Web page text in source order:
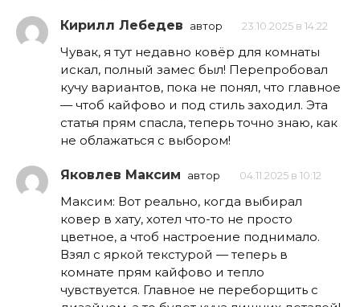
Кирилл Лебедев автор 23.10.2025 в 14:22
Чувак, я тут недавно ковёр для комнаты
искал, полный замес был! Перепробовал
кучу вариантов, пока не понял, что главное
— чтоб кайфово и под стиль заходил. Эта
статья прям спасла, теперь точно знаю, как
не облажаться с выбором!
Яковлев Максим автор 04.11.2025 в 10:12
Максим: Вот реально, когда выбирал
ковер в хату, хотел что-то не просто
цветное, а чтоб настроение поднимало.
Взял с яркой текстурой — теперь в
комнате прям кайфово и тепло
чувствуется. Главное не переборщить с